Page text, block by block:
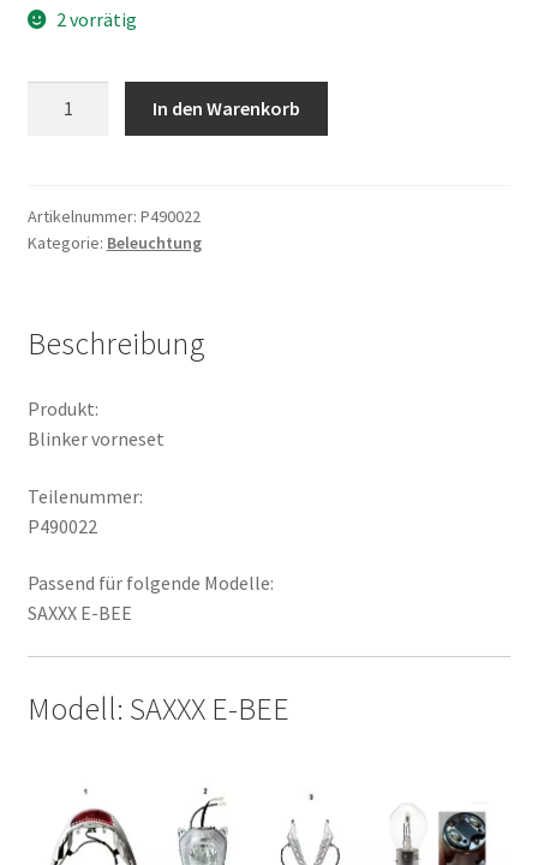
2 vorrätig
In den Warenkorb
Artikelnummer: P490022
Kategorie: Beleuchtung
Beschreibung
Produkt:
Blinker vorneset
Teilenummer:
P490022
Passend für folgende Modelle:
SAXXX E-BEE
Modell: SAXXX E-BEE